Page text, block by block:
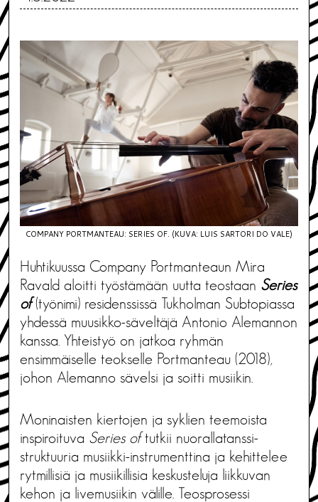
COMPANY PORTMANTEAU: SERIES OF. (KUVA: LUIS SARTORI DO VALE)
Huhtikuussa Company Portmanteaun Mira
Ravald aloitti työstämään uutta teostaan Series
of(työnimi) residenssissä Tukholman Subtopiassa
yhdessä muusikko-säveltäjä Antonio Alemannon
kanssa. Yhteistyö on jatkoa ryhmän
ensimmäiselle teokselle Portmanteau (2018),
johon Alemanno sävelsi ja soitti musiikin.
Moninaisten kiertojen ja syklien teemoista
inspiroituva Series oftutkii nuorallatanssi-
struktuuria musiikki-instrumenttina ja kehittelee
rytmillisiä ja musiikillisia keskusteluja liikkuvan
kehon ja livemusiikin välille. Teosprosessi